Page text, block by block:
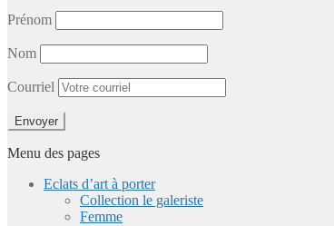
Prénom
Nom
Courriel
Menu des pages
Eclats d’art à porter
Collection le galeriste
Femme